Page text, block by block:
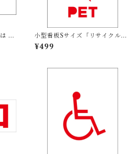
余
小型看板Sサイズ「リサイクルPE
Tボトル（赤）」 屋外可【その
他・マーク】
¥499